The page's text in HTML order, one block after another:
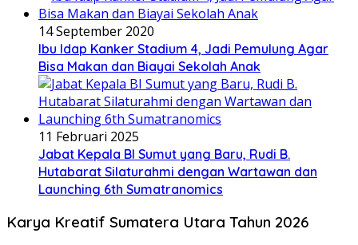
14 September 2020
Ibu Idap Kanker Stadium 4, Jadi Pemulung Agar
Bisa Makan dan Biayai Sekolah Anak
11 Februari 2025
Jabat Kepala BI Sumut yang Baru, Rudi B.
Hutabarat Silaturahmi dengan Wartawan dan
Launching 6th Sumatranomics
Karya Kreatif Sumatera Utara Tahun 2026